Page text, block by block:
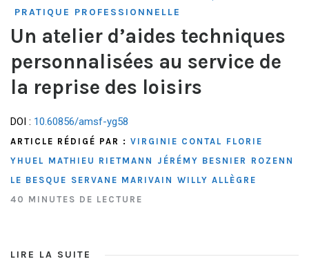
PRATIQUE PROFESSIONNELLE
Un atelier d’aides techniques
personnalisées au service de
la reprise des loisirs
DOI : 10.60856/amsf-yg58
ARTICLE RÉDIGÉ PAR : VIRGINIE CONTAL FLORIE
YHUEL MATHIEU RIETMANN JÉRÉMY BESNIER
ROZENN
LE BESQUE SERVANE MARIVAIN WILLY ALLÈGRE
40 MINUTES DE LECTURE
LIRE LA SUITE